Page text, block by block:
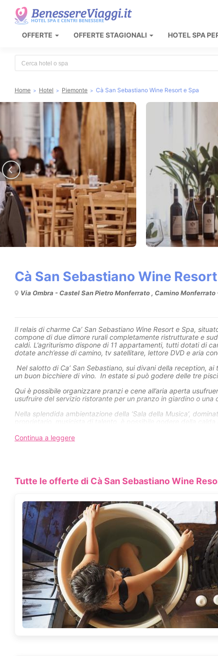
OFFERTE OFFERTE STAGIONALI HOTEL SPA
Home Hotel Piemonte Cà San Sebastiano Wine Resort e Spa
Cà San Sebastiano Wine
Via Ombra - Castel San Pietro Monferrato , Camino
Il relais di charme Ca’ San Sebastiano Wine Resort e Spa,
compone di due dimore rurali completamente ristrutturate e
caldi. L’agriturismo dispone di 11 appartamenti, tutti dotati di
dotate anch’esse di camino, tv satellitare, lettore DVD e aria
Nel salotto di Ca’ San Sebastiano, sui divani della reception,
un buon bicchiere di vino. In estate si può godere delle tre
Qui è possibile organizzare pranzi e cene all’aria aperta
usufruire del servizio ristorante per un pranzo in giardino o una
Nella splendida ambientazione della ‘Sala della Musica’,
aperto anche la nostra terrazza coperta, dalla quale si gode
Il Centro offre la possibilità di trascorrere ore di relax senza
sempre viva, dona calore e grande atmosfera all’ambiente. I
Piscina idromassaggio :
con acqua riscaldata a 34 gradi, panche e postazioni
senso di grande calore e intimità.
Vasca in grotta
si tratta di una vasca ricavata in una antica stanza che è stata
piccola spa per coloro che cercano un nido caldo e un po’
Bio-sauna:
riscaldata con una stufa a legna e quindi a temperatura
versione ‘light’ della classica sauna finlandese, ed ha effetti
circolazione. La temperatura non troppo elevata fa sì che
Continua a leggere
Tutte le offerte di Cà San Sebastiano Wine